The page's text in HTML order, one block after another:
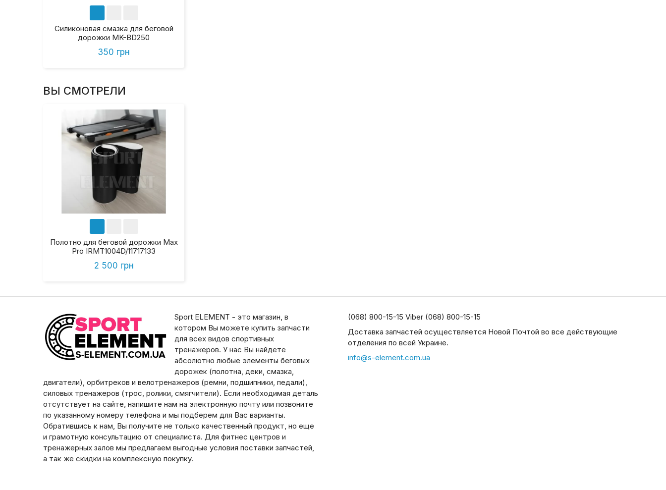
Силиконовая смазка для беговой
дорожки MK-BD250
350 грн
ВЫ СМОТРЕЛИ
Полотно для беговой дорожки Max
Pro IRMT1004D/11717133
2 500 грн
Sport ELEMENT - это магазин, в
котором Вы можете купить запчасти
для всех видов спортивных
тренажеров. У нас Вы найдете
абсолютно любые элементы беговых
дорожек (полотна, деки, смазка,
двигатели), орбитреков и велотренажеров (ремни, подшипники, педали),
силовых тренажеров (трос, ролики, смягчители). Если необходимая деталь
отсутствует на сайте, напишите нам на электронную почту или позвоните
по указанному номеру телефона и мы подберем для Вас варианты.
Обратившись к нам, Вы получите не только качественный продукт, но еще
и грамотную консультацию от специалиста. Для фитнес центров и
тренажерных залов мы предлагаем выгодные условия поставки запчастей,
а так же скидки на комплексную покупку.
(068) 800-15-15 Viber (068) 800-15-15
Доставка запчастей осуществляется Новой Почтой во все действующие
отделения по всей Украине.
info@s-element.com.ua